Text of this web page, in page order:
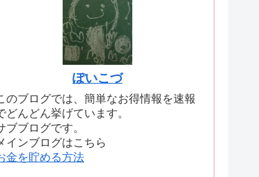
ぽいこづ
のブログでは、簡単なお得情報を速報
どんどん挙げています。
ブブログです。
インブログはこちら
金を貯める方法